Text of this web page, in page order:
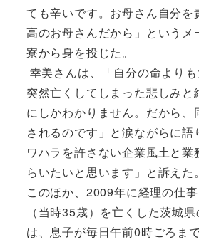
ても辛いです。お母さん自分を
高のお母さんだから」というメ
寮から身を投じた。
幸美さんは、「自分の命より
突然亡くしてしまった悲しみ
にしかわかりません。だから、
されるのです」と涙ながらに
ワハラを許さない企業風土と業
らいたいと思います」と訴えた。
このほか、2009年に経理の仕
（当時35歳）を亡くした茨城
は、息子が毎日午前0時ごろま